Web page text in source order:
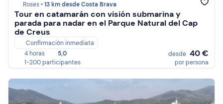
Roses •13 km desde Costa Brava
Tour en catamarán con visión submarina y
parada para nadar en el Parque Natural del Cap
de Creus
Confirmación inmediata
4 horas
5,0
1-200 participantes
desde 40 €
por persona